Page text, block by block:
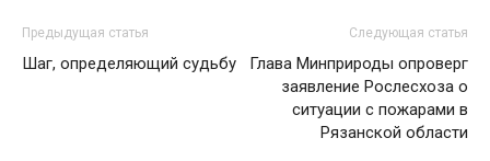
Предыдущая статья
Шаг, определяющий судьбу
Следующая статья
Глава Минприроды опроверг
заявление Рослесхоза о
ситуации с пожарами в
Рязанской области